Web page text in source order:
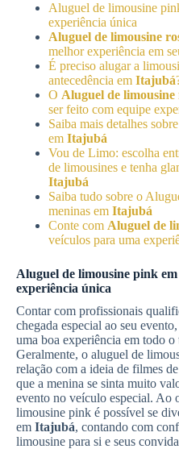
Aluguel de limousine
experiência única
Aluguel de limousine
melhor experiência em
É preciso alugar a
antecedência em Itajubá
O Aluguel de limousine
ser feito com equipe
Saiba mais detalhes
em Itajubá
Vou de Limo: escolha
de limousines e tenha
Itajubá
Saiba tudo sobre o
meninas em Itajubá
Conte com Aluguel de
veículos para uma
Aluguel de limousine pink em
experiência única
Contar com profissionais
chegada especial ao seu
uma boa experiência em todo o
Geralmente, o aluguel de
relação com a ideia de filmes
que a menina se sinta muito
evento no veículo especial. Ao
limousine pink é possível se
em Itajubá, contando com
limousine para si e seus